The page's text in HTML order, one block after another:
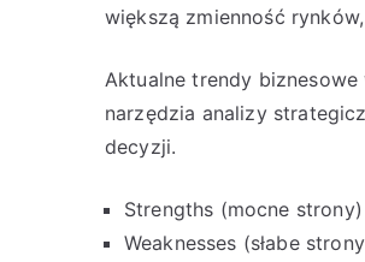
większą zmienność
Aktualne trendy
narzędzia analizy
decyzji.
Strengths (mocne
Weaknesses (słabe